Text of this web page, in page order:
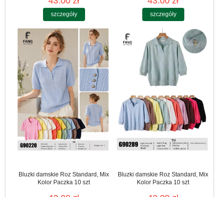
szczegóły szczegóły
Bluzki damskie Roz Standard, Mix
Kolor Paczka 10 szt
Bluzki damskie Roz Standard, Mix
Kolor Paczka 10 szt